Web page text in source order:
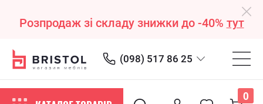
Розпродаж зі складу знижки до -40% тут
(098) 517 86 25
0